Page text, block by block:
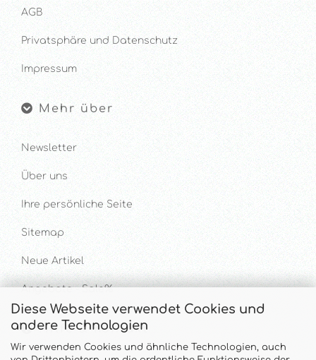
Diese Webseite verwendet Cookies und
andere Technologien
Wir verwenden Cookies und ähnliche Technologien, auch
AGB
Privatsphäre und Datenschutz
Impressum
Mehr über
Newsletter
Über uns
Ihre persönliche Seite
Sitemap
Neue Artikel
Angebote - Sale%
Hilfe & Kontakt